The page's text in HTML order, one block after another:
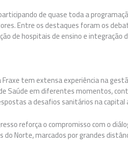
de quase toda a
Entre os destaques foram os
de hospitais de ensino e integração
tem extensa experiência na
Saúde em diferentes momentos,
a desafios sanitários na
reforça o compromisso com o
Norte, marcados por grandes